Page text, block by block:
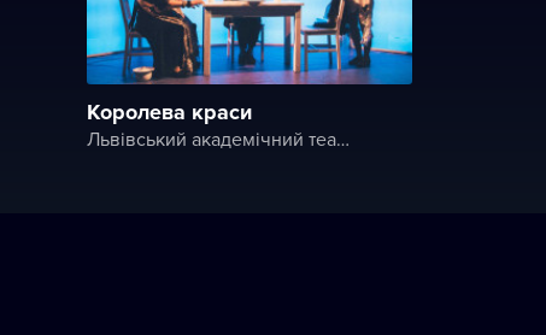
Королева краси
Львівський академічний театр ім. Леся Курбаса